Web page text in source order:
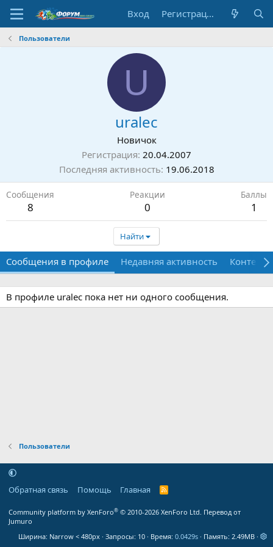
Вход Регистрация
Пользователи
U
uralec
Новичок
Регистрация 20.04.2007
Последняя активность 19.06.2018
Сообщения
8
Реакции
0
Баллы
1
Найти
Сообщения в профиле Недавняя активность Контент
В профиле uralec пока нет ни одного сообщения.
Пользователи
Обратная связь Помощь Главная
R
Community platform by XenForo® © 2010-2026 XenForo Ltd. Перевод от
Jumuro
Ширина
Запросы 10 Время 0.0429s Память 2.49MB